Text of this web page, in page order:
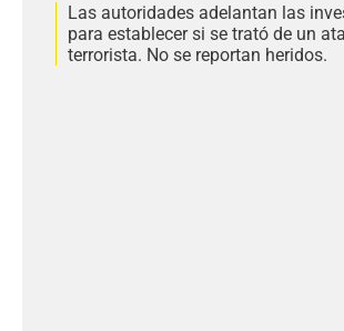
Las autoridades adelantan las
para establecer si se trató de un
terrorista. No se reportan heridos.